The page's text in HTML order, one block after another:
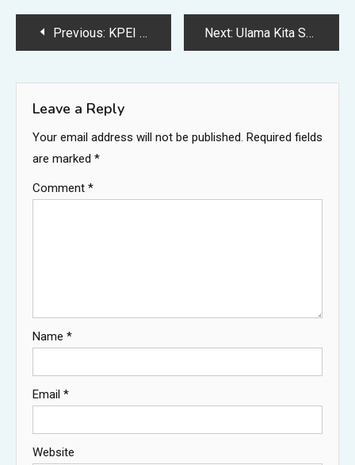
PostPrevious: KPEI Hadirkan Sarana Air Bersih bagi Warga Kampung Kadubojong, Banten Next: Ulama Kita Sudah Paham “Co-Creation” Sejak 1926
Leave a Reply
Your email address will not be published. Required fields
are marked *
Comment *
Name *
Email *
Website